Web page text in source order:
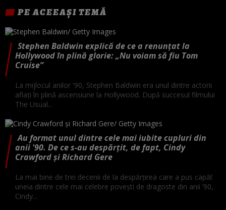
PE ACEEAȘI TEMĂ
Stephen Baldwin explică de ce a renunțat la
Hollywood în plină glorie: „Nu voiam să fiu Tom
Cruise”
La mijlocul anilor '90, Stephen Baldwin era unul dintre actorii
aflați în plină ascensiune la Hollywood. După succesul filmului
The Usual...
Au format unul dintre cele mai iubite cupluri din
anii '90. De ce s-au despărțit, de fapt, Cindy
Crawford și Richard Gere
La mai bine de trei decenii de la despărțirea care a pus capăt
uneia dintre cele mai celebre povești de dragoste din anii ’90,
Cindy...